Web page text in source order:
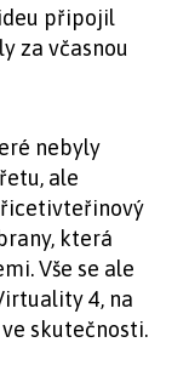
připojil
za včasnou
nebyly
ale
která
Vše se ale
4, na
skutečnosti.